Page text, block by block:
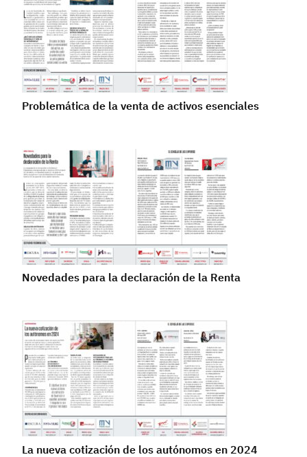
Problemática de la venta de activos esenciales
Novedades para la declaración de la Renta
La nueva cotización de los autónomos en 2024